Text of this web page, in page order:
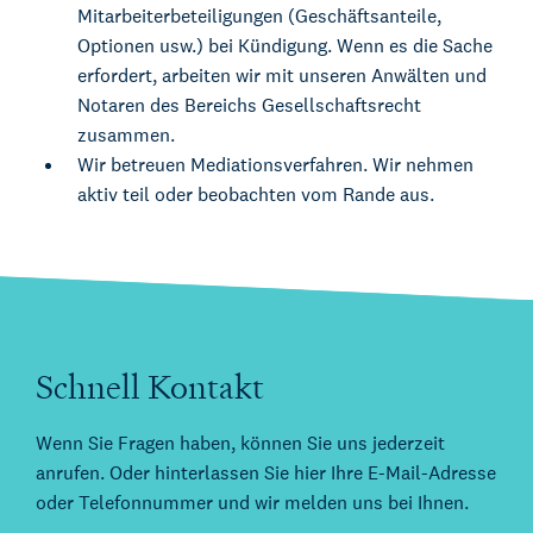
Ihr Legal Businesspartner
German Desk
Mitarbeiterbeteiligungen (Geschäftsanteile,
Optionen usw.) bei Kündigung. Wenn es die Sache
erfordert, arbeiten wir mit unseren Anwälten und
Notaren des Bereichs Gesellschaftsrecht
zusammen.
Wir betreuen Mediationsverfahren. Wir nehmen
aktiv teil oder beobachten vom Rande aus.
Schnell Kontakt
Wenn Sie Fragen haben, können Sie uns jederzeit
anrufen. Oder hinterlassen Sie hier Ihre E-Mail-Adresse
oder Telefonnummer und wir melden uns bei Ihnen.